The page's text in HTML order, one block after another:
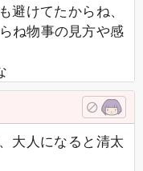
避けてたからね、
ね物事の見方や感
大人になると清太